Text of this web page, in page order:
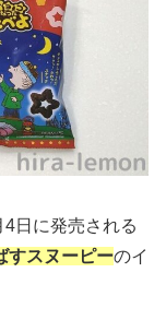
日に発売される
すスヌーピーのイ